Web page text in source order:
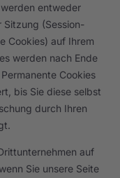
entweder
(Session-
Cookies) auf Ihrem
werden nach Ende
Cookies
bis Sie diese selbst
durch Ihren
auf
Sie unsere Seite